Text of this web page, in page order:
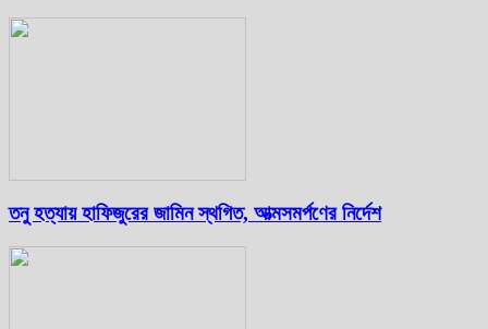
তনু হত্যায় হাফিজুরের জামিন স্থগিত, আত্মসমর্পণের নির্দেশ